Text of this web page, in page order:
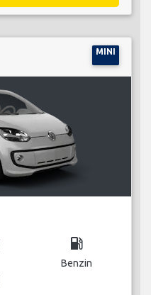
MINI
local_gas_station
Benzin